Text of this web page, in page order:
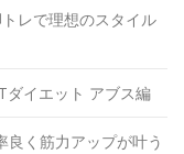
レで理想のスタイル
ダイエット アブス編
良く筋力アップが叶う